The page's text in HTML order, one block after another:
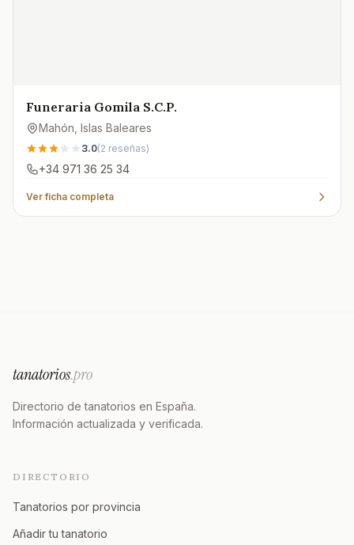
Funeraria Gomila S.C.P.
Mahón , Islas Baleares
3.0(2 reseñas)
+34 971 36 25 34
Ver ficha completa
tanatorios.pro
Directorio de tanatorios en España.
Información actualizada y verificada.
DIRECTORIO
Tanatorios por provincia
Añadir tu tanatorio